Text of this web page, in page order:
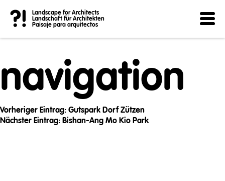
?!
Landscape for Architects
Landschaft für Architekten
Paisaje para arquitectos
Post
navigation
Vorheriger Eintrag: Gutspark Dorf Zützen
Nächster Eintrag: Bishan-Ang Mo Kio Park